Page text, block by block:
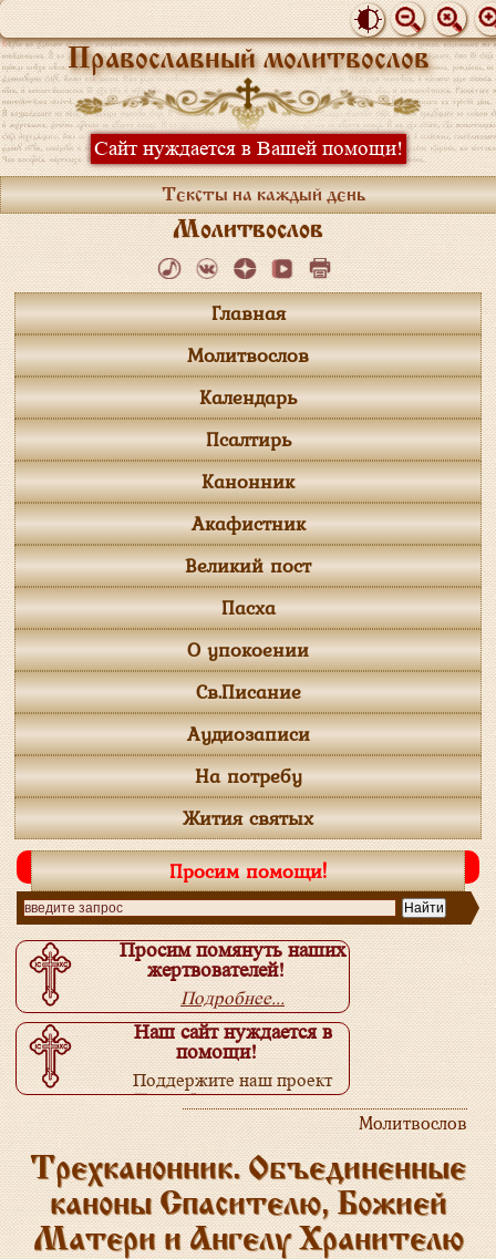
Православный молитвослов
Сайт нуждается в Вашей помощи!
Тексты на каждый день
Молитвослов
Главная
Молитвослов
Календарь
Псалтирь
Канонник
Акафистник
Великий пост
Пасха
О упокоении
Св.Писание
Аудиозаписи
На потребу
Жития святых
Просим помощи!
Просим помянуть наших
жертвователей!
Подробнее...
Наш сайт нуждается в
помощи!
Поддержите наш проект
Подробнее...
Молитвослов
Трехканонник. Объединенные
каноны Спасителю, Божией
Матери и Ангелу Хранителю